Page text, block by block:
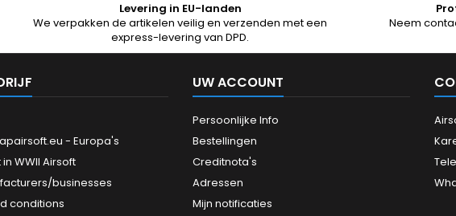
Levering in EU-landen
We verpakken de artikelen veilig en verzenden met een
express-levering van DPD.
Neem
- Europa's
WWII Airsoft
businesses
conditions
UW ACCOUNT
Persoonlijke Info
Bestellingen
Creditnota's
Adressen
Mijn notificaties